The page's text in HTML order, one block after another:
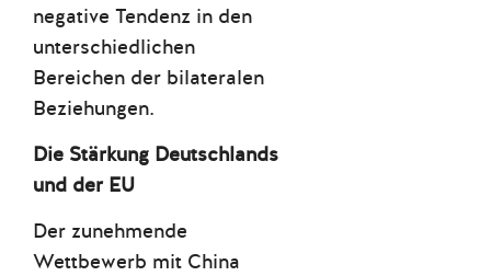
negative Tendenz in den
unterschiedlichen
Bereichen der bilateralen
Beziehungen.
Die Stärkung Deutschlands
und der EU
Der zunehmende
Wettbewerb mit China